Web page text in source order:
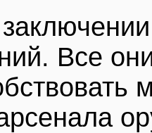
Все